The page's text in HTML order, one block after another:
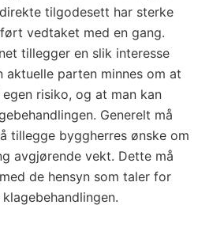
tilgodesett har sterke
vedtaket med en gang.
tillegger en slik interesse
parten minnes om at
risiko, og at man kan
Generelt må
tillegge byggherres ønske om
avgjørende vekt. Dette må
de hensyn som taler for